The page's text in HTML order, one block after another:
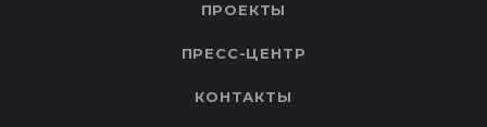
ПРОЕКТЫ
ПРЕСС-ЦЕНТР
КОНТАКТЫ